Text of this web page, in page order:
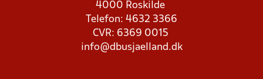
4000 Roskilde
Telefon: 4632 3366
CVR: 6369 0015
info@dbusjaelland.dk